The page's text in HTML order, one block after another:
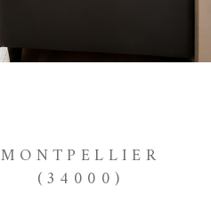
MONTPELLIER
(34000)